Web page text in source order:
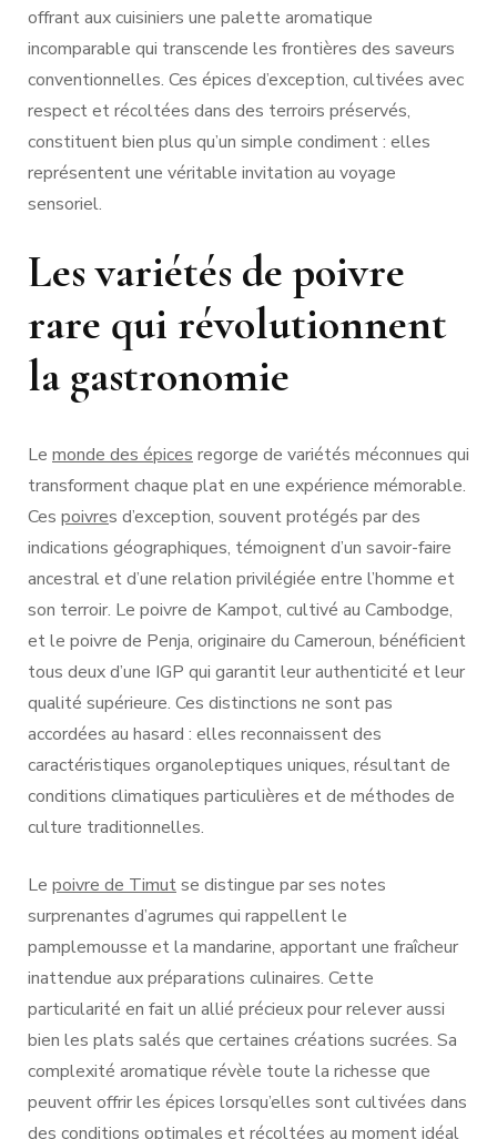
offrant aux cuisiniers une palette aromatique
incomparable qui transcende les frontières des saveurs
conventionnelles. Ces épices d’exception, cultivées avec
respect et récoltées dans des terroirs préservés,
constituent bien plus qu’un simple condiment : elles
représentent une véritable invitation au voyage
sensoriel.
Les variétés de poivre
rare qui révolutionnent
la gastronomie
Le monde des épices regorge de variétés méconnues qui
transforment chaque plat en une expérience mémorable.
Ces poivres d’exception, souvent protégés par des
indications géographiques, témoignent d’un savoir-faire
ancestral et d’une relation privilégiée entre l’homme et
son terroir. Le poivre de Kampot, cultivé au Cambodge,
et le poivre de Penja, originaire du Cameroun, bénéficient
tous deux d’une IGP qui garantit leur authenticité et leur
qualité supérieure. Ces distinctions ne sont pas
accordées au hasard : elles reconnaissent des
caractéristiques organoleptiques uniques, résultant de
conditions climatiques particulières et de méthodes de
culture traditionnelles.
Le poivre de Timutse distingue par ses notes
surprenantes d’agrumes qui rappellent le
pamplemousse et la mandarine, apportant une fraîcheur
inattendue aux préparations culinaires. Cette
particularité en fait un allié précieux pour relever aussi
bien les plats salés que certaines créations sucrées. Sa
complexité aromatique révèle toute la richesse que
peuvent offrir les épices lorsqu’elles sont cultivées dans
des conditions optimales et récoltées au moment idéal